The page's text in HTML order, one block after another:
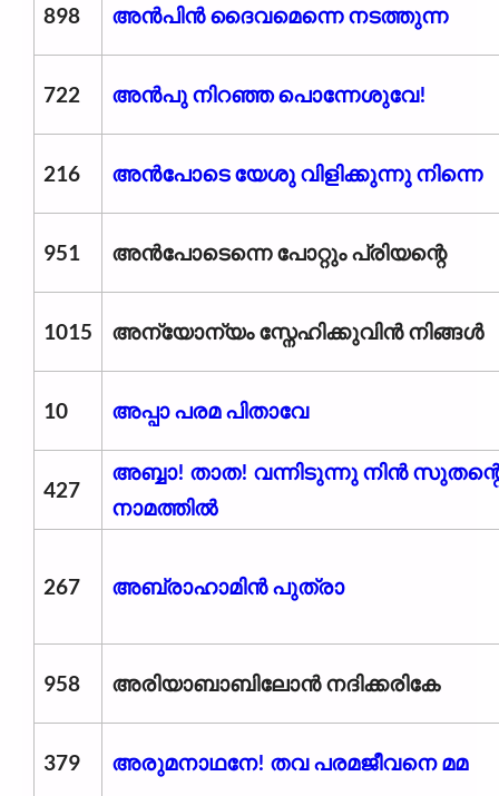
898 അൻപിൻ ദൈവമെന്നെ നടത്തുന്ന
722 അൻപു നിറഞ്ഞ പൊന്നേശുവേ!
216 അൻപോടെ യേശു വിളിക്കുന്നു നിന്നെ
951 അൻപോടെന്നെ പോറ്റും പ്രിയന്റെ
1015 അന്യോന്യം സ്നേഹിക്കുവിൻ നിങ്ങൾ
10 അപ്പാ പരമ പിതാവേ
427
അബ്ബാ! താത! വന്നിടുന്നു നിൻ
നാമത്തിൽ
267 അബ്രാഹാമിന്‍ പുത്രാ
958 അരിയാബാബിലോൻ നദിക്കരികേ
379 അരുമനാഥനേ! തവ പരമജീവനെ മമ